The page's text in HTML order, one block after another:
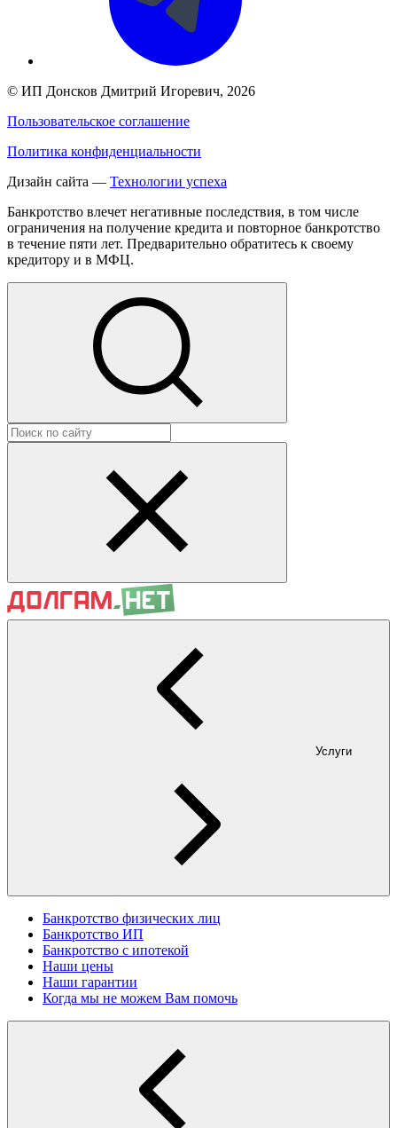
© ИП Донсков Дмитрий Игоревич, 2026
Пользовательское соглашение
Политика конфиденциальности
Дизайн сайта — Технологии успеха
Банкротство влечет негативные последствия, в том числе
ограничения на получение кредита и повторное банкротство
в течение пяти лет. Предварительно обратитесь к своему
кредитору и в МФЦ.
Услуги
Банкротство физических лиц
Банкротство ИП
Банкротство с ипотекой
Наши цены
Наши гарантии
Когда мы не можем Вам помочь